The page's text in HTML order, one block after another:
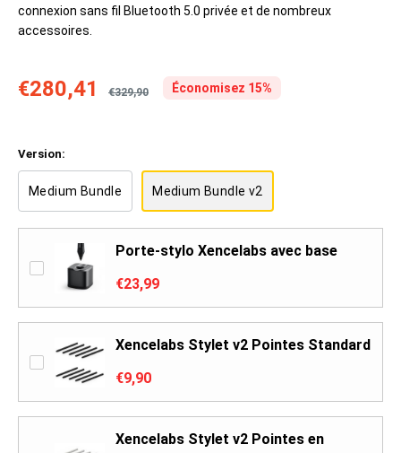
connexion sans fil Bluetooth 5.0 privée et de nombreux
accessoires.
€280,41 €329,90 Économisez 15%
Version:
Medium Bundle Medium Bundle v2
Porte-stylo Xencelabs avec base
€23,99
Xencelabs Stylet v2 Pointes Standard
€9,90
Xencelabs Stylet v2 Pointes en